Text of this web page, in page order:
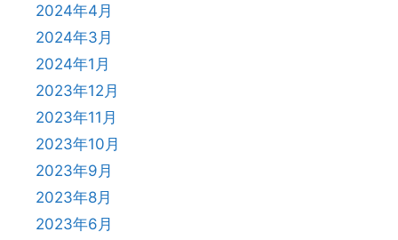
2024年4月
2024年3月
2024年1月
2023年12月
2023年11月
2023年10月
2023年9月
2023年8月
2023年6月